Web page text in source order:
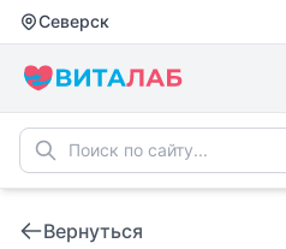
Северск
Вернуться